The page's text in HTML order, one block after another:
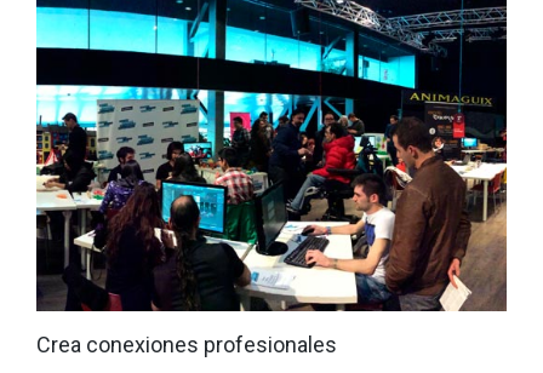
Crea conexiones profesionales